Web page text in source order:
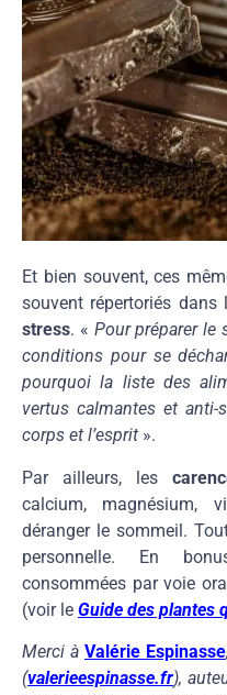
Et bien souvent, ces
souvent répertoriés dans
stress. « Pour préparer le
conditions pour se
pourquoi la liste des
vertus calmantes et anti-
corps et l’esprit ».
Par ailleurs, les
calcium, magnésium,
déranger le sommeil.
personnelle. En
consommées par voie
(voir le Guide des plantes
Merci à Valérie Espinasse
(valerieespinasse.fr),